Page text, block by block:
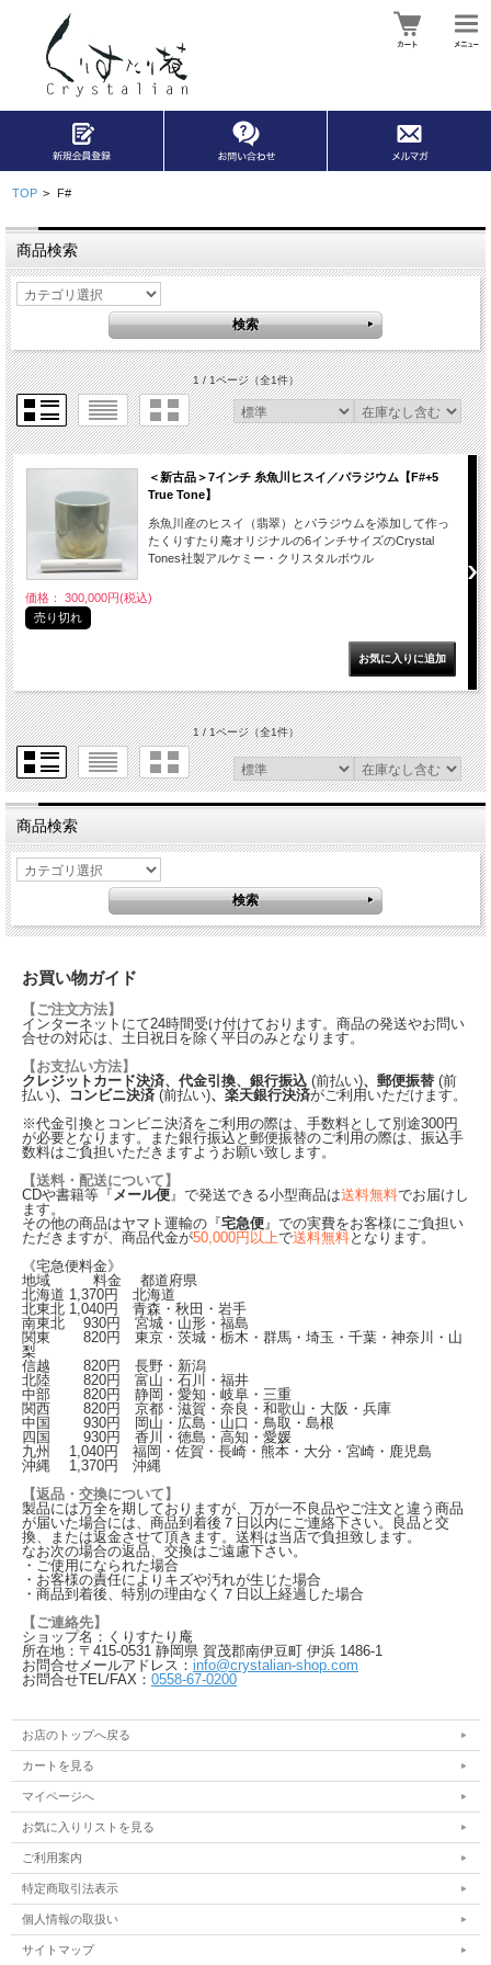
TOP > F#
商品検索
1 / 1ページ（全1件）
＜新古品＞7インチ 糸魚川ヒスイ／パラジウム【F#+5
True Tone】
糸魚川産のヒスイ（翡翠）とパラジウムを添加して作っ
たくりすたり庵オリジナルの6インチサイズのCrystal
Tones社製アルケミー・クリスタルボウル
価格： 300,000円(税込)
売り切れ
1 / 1ページ（全1件）
商品検索
お買い物ガイド
【ご注文方法】
インターネットにて24時間受け付けております。商品の発送やお問い
合せの対応は、土日祝日を除く平日のみとなります。
【お支払い方法】
クレジットカード決済、代金引換、銀行振込 (前払い)、郵便振替 (前
払い)、コンビニ決済 (前払い)、楽天銀行決済がご利用いただけます。
※代金引換とコンビニ決済をご利用の際は、手数料として別途300円
が必要となります。また銀行振込と郵便振替のご利用の際は、振込手
数料はご負担いただきますようお願い致します。
【送料・配送について】
CDや書籍等『メール便』で発送できる小型商品は送料無料でお届けし
ます。
その他の商品はヤマト運輸の『宅急便』での実費をお客様にご負担い
ただきますが、商品代金が50,000円以上で送料無料となります。
《宅急便料金》
地域 料金 都道府県
北海道 1,370円 北海道
北東北 1,040円 青森・秋田・岩手
南東北 930円 宮城・山形・福島
関東 820円 東京・茨城・栃木・群馬・埼玉・千葉・神奈川・山
梨
信越 820円 長野・新潟
北陸 820円 富山・石川・福井
中部 820円 静岡・愛知・岐阜・三重
関西 820円 京都・滋賀・奈良・和歌山・大阪・兵庫
中国 930円 岡山・広島・山口・鳥取・島根
四国 930円 香川・徳島・高知・愛媛
九州 1,040円 福岡・佐賀・長崎・熊本・大分・宮崎・鹿児島
沖縄 1,370円 沖縄
【返品・交換について】
製品には万全を期しておりますが、万が一不良品やご注文と違う商品
が届いた場合には、商品到着後７日以内にご連絡下さい。良品と交
換、または返金させて頂きます。送料は当店で負担致します。
なお次の場合の返品、交換はご遠慮下さい。
・ご使用になられた場合
・お客様の責任によりキズや汚れが生じた場合
・商品到着後、特別の理由なく７日以上経過した場合
【ご連絡先】
ショップ名：くりすたり庵
所在地：〒415-0531 静岡県 賀茂郡南伊豆町 伊浜 1486-1
お問合せメールアドレス： info@crystalian-shop.com
お問合せTEL/FAX： 0558-67-0200
お店のトップへ戻る
カートを見る
マイページへ
お気に入りリストを見る
ご利用案内
特定商取引法表示
個人情報の取扱い
サイトマップ